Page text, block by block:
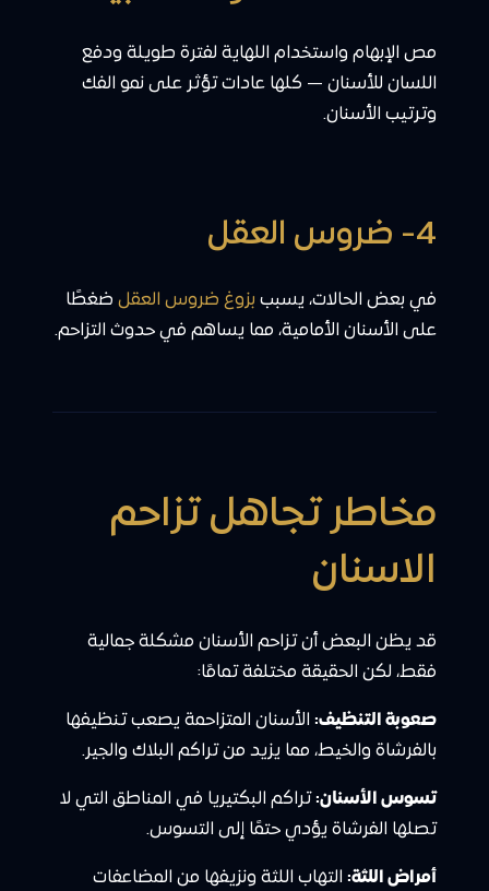
مص الإبهام واستخدام اللهاية لفترة طويلة ودفع
اللسان للأسنان — كلها عادات تؤثر على نمو الفك
وترتيب الأسنان.
4- ضروس العقل
في بعض الحالات، يسبب بزوغ ضروس العقل ضغطًا
على الأسنان الأمامية، مما يساهم في حدوث التزاحم.
مخاطر تجاهل تزاحم
الاسنان
قد يظن البعض أن تزاحم الأسنان مشكلة جمالية
فقط، لكن الحقيقة مختلفة تمامًا:
صعوبة التنظيف: الأسنان المتزاحمة يصعب تنظيفها
بالفرشاة والخيط، مما يزيد من تراكم البلاك والجير.
تسوس الأسنان:تراكم البكتيريا في المناطق التي لا
تصلها الفرشاة يؤدي حتمًا إلى التسوس.
أمراض اللثة: التهاب اللثة ونزيفها من المضاعفات